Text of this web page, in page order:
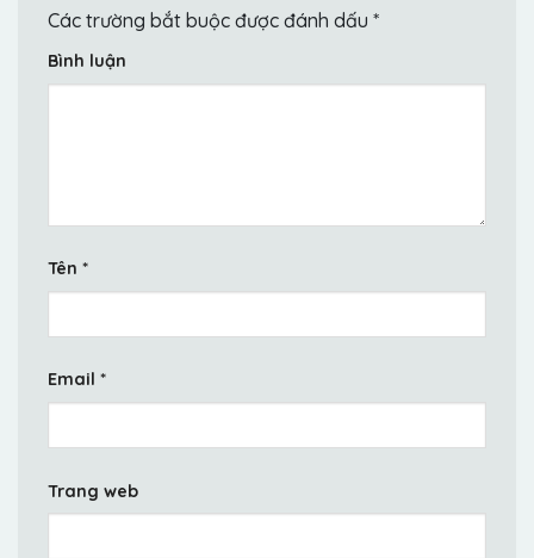
Các trường bắt buộc được đánh dấu *
Bình luận
Tên *
Email *
Trang web